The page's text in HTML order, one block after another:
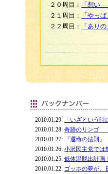
２０周目：
「想い
２１周目：
「やっ
２２周目：
「あり
2010.01.29:
「いざという
2010.01.28: 奇跡のリンゴ
2010.01.27:
『運命の法則
2010.01.26: 小沢民主党では
2010.01.25: 低体温脱出計画
2010.01.22: ゴッホの夢が、